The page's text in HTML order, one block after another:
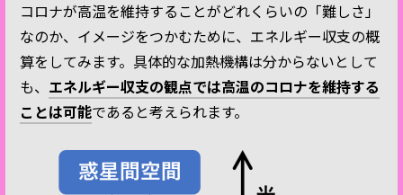
コロナが高温を維持することがどれくらいの「難しさ」
なのか、イメージをつかむために、エネルギー収支の概
算をしてみます。具体的な加熱機構は分からないとして
も、 エネルギー収支の観点では高温のコロナを維持する
ことは可能であると考えられます。